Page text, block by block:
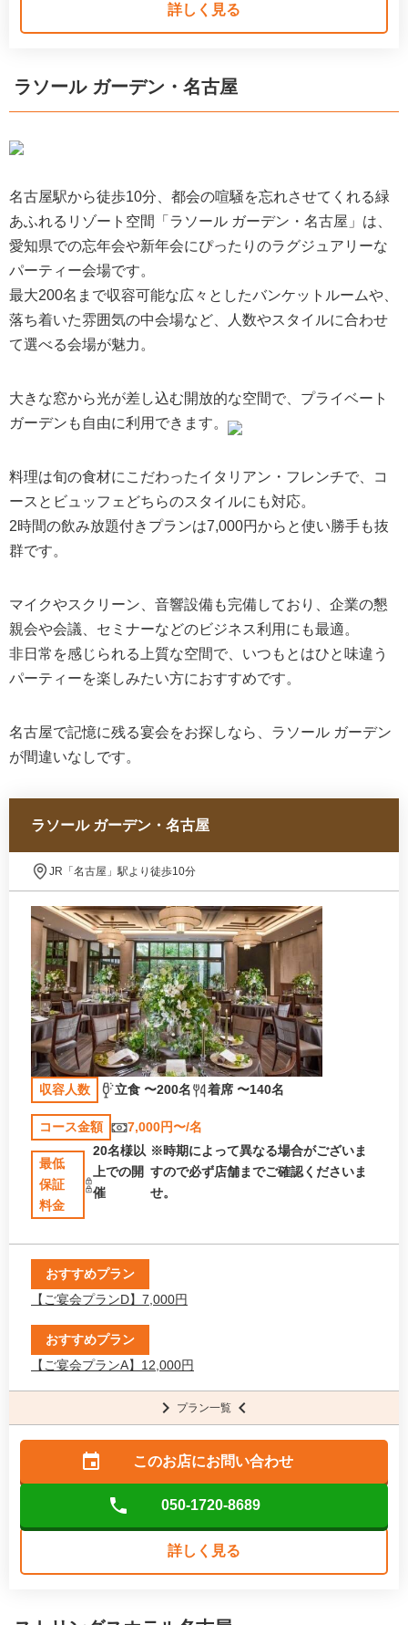
詳しく見る
ラソール ガーデン・名古屋
名古屋駅から徒歩10分、都会の喧騒を忘れさせてくれる緑
あふれるリゾート空間「ラソール ガーデン・名古屋」は、
愛知県での忘年会や新年会にぴったりのラグジュアリーな
パーティー会場です。
最大200名まで収容可能な広々としたバンケットルームや、
落ち着いた雰囲気の中会場など、人数やスタイルに合わせ
て選べる会場が魅力。
大きな窓から光が差し込む開放的な空間で、プライベート
ガーデンも自由に利用できます。
料理は旬の食材にこだわったイタリアン・フレンチで、コ
ースとビュッフェどちらのスタイルにも対応。
2時間の飲み放題付きプランは7,000円からと使い勝手も抜
群です。
マイクやスクリーン、音響設備も完備しており、企業の懇
親会や会議、セミナーなどのビジネス利用にも最適。
非日常を感じられる上質な空間で、いつもとはひと味違う
パーティーを楽しみたい方におすすめです。
名古屋で記憶に残る宴会をお探しなら、ラソール ガーデン
が間違いなしです。
ラソール ガーデン・名古屋
JR「名古屋」駅より徒歩10分
収容人数 立食 〜200名 着席 〜140名
コース金額 7,000円〜/名
最低
保証
料金
20名様以
上での開
催
※時期によって異なる場合がございま
すので必ず店舗までご確認くださいま
せ。
おすすめプラン
【ご宴会プランD】7,000円
おすすめプラン
【ご宴会プランA】12,000円
プラン一覧
このお店にお問い合わせ
050-1720-8689
詳しく見る